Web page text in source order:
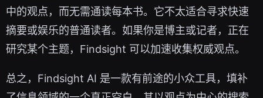
中的观点，而无需通读每本书。它不太适合寻求快速
摘要或娱乐的普通读者。如果你是博主或记者，正在
研究某个主题，Findsight 可以加速收集权威观点。
总之，Findsight AI 是一款有前途的小众工具，填补